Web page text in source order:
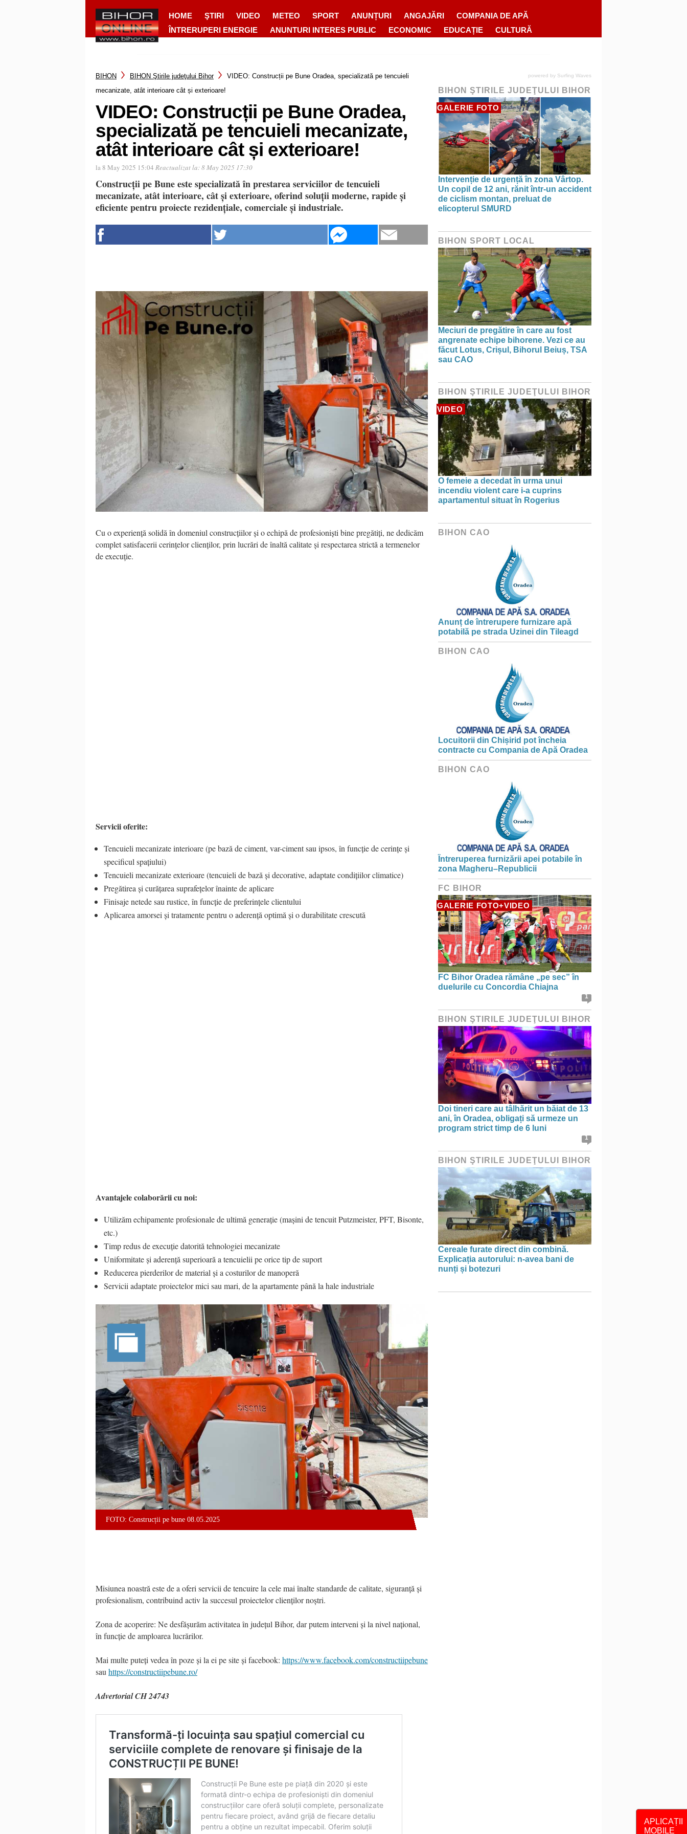
HOME ŞTIRI VIDEO METEO SPORT ANUNȚURI ANGAJĂRI
COMPANIA DE APĂ
ÎNTRERUPERI ENERGIE
ANUNTURI INTERES PUBLIC ECONOMIC EDUCAȚIE CULTURĂ
APLICAȚII
MOBILE
BIHON BIHON Ştirile judeţului Bihor
VIDEO: Construcții pe Bune Oradea, specializată pe tencuieli
mecanizate, atât interioare cât și exterioare!
VIDEO: Construcții pe Bune Oradea,
specializată pe tencuieli mecanizate,
atât interioare cât și exterioare!
la 8 May 2025 15:04 Reactualizat la:8 May 2025 17:30
Construcții pe Bune este specializată în prestarea serviciilor de tencuieli
mecanizate, atât interioare, cât și exterioare, oferind soluții moderne, rapide și
eficiente pentru proiecte rezidențiale, comerciale și industriale.
Cu o experiență solidă în domeniul construcțiilor și o echipă de profesioniști bine pregătiți, ne dedicăm
complet satisfacerii cerințelor clienților, prin lucrări de înaltă calitate și respectarea strictă a termenelor
de execuție.
Servicii oferite:
Tencuieli mecanizate interioare (pe bază de ciment, var-ciment sau ipsos, în funcție de cerințe și
specificul spațiului)
Tencuieli mecanizate exterioare (tencuieli de bază și decorative, adaptate condițiilor climatice)
Pregătirea și curățarea suprafețelor înainte de aplicare
Finisaje netede sau rustice, în funcție de preferințele clientului
Aplicarea amorsei și tratamente pentru o aderență optimă și o durabilitate crescută
Avantajele colaborării cu noi:
Utilizăm echipamente profesionale de ultimă generație (mașini de tencuit Putzmeister, PFT, Bisonte,
etc.)
Timp redus de execuție datorită tehnologiei mecanizate
Uniformitate și aderență superioară a tencuielii pe orice tip de suport
Reducerea pierderilor de material și a costurilor de manoperă
Servicii adaptate proiectelor mici sau mari, de la apartamente până la hale industriale
FOTO: Construcții pe bune 08.05.2025
Misiunea noastră este de a oferi servicii de tencuire la cele mai înalte standarde de calitate, siguranță și
profesionalism, contribuind activ la succesul proiectelor clienților noștri.
Zona de acoperire: Ne desfășurăm activitatea în județul Bihor, dar putem interveni și la nivel național,
în funcție de amploarea lucrărilor.
Mai multe puteți vedea în poze și la ei pe site și facebook: https://www.facebook.com/constructiipebune
sau https://constructiipebune.ro/
Advertorial CH 24743
powered by Surfing Waves
BIHON ŞTIRILE JUDEŢULUI BIHOR
GALERIE FOTO
Intervenție de urgență în zona Vârtop.
Un copil de 12 ani, rănit într-un accident
de ciclism montan, preluat de
elicopterul SMURD
BIHON SPORT LOCAL
Meciuri de pregătire în care au fost
angrenate echipe bihorene. Vezi ce au
făcut Lotus, Crișul, Bihorul Beiuș, TSA
sau CAO
BIHON ŞTIRILE JUDEŢULUI BIHOR
VIDEO
O femeie a decedat în urma unui
incendiu violent care i-a cuprins
apartamentul situat în Rogerius
BIHON CAO
Anunț de întrerupere furnizare apă
potabilă pe strada Uzinei din Tileagd
BIHON CAO
Locuitorii din Chișirid pot încheia
contracte cu Compania de Apă Oradea
BIHON CAO
Întreruperea furnizării apei potabile în
zona Magheru–Republicii
FC BIHOR
GALERIE FOTO+VIDEO
FC Bihor Oradea rămâne „pe sec” în
duelurile cu Concordia Chiajna
1
BIHON ŞTIRILE JUDEŢULUI BIHOR
Doi tineri care au tâlhărit un băiat de 13
ani, în Oradea, obligați să urmeze un
program strict timp de 6 luni
1
BIHON ŞTIRILE JUDEŢULUI BIHOR
Cereale furate direct din combină.
Explicația autorului: n-avea bani de
nunți și botezuri